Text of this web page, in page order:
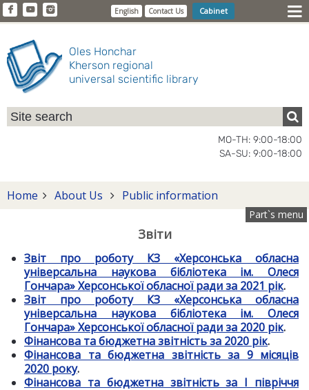
English Contact Us Cabinet
Oles Honchar
Kherson regional
universal scientific library
MO-TH: 9:00-18:00
SA-SU: 9:00-18:00
Home About Us Public information
Part`s menu
Звіти
Звіт про роботу КЗ «Херсонська обласна
універсальна наукова бібліотека ім. Олеся
Гончара» Херсонської обласної ради за 2021 рік.
Звіт про роботу КЗ «Херсонська обласна
універсальна наукова бібліотека ім. Олеся
Гончара» Херсонської обласної ради за 2020 рік.
Фінансова та бюджетна звітність за 2020 рік.
Фінансова та бюджетна звітність за 9 місяців
2020 року.
Фінансова та бюджетна звітність за І півріччя